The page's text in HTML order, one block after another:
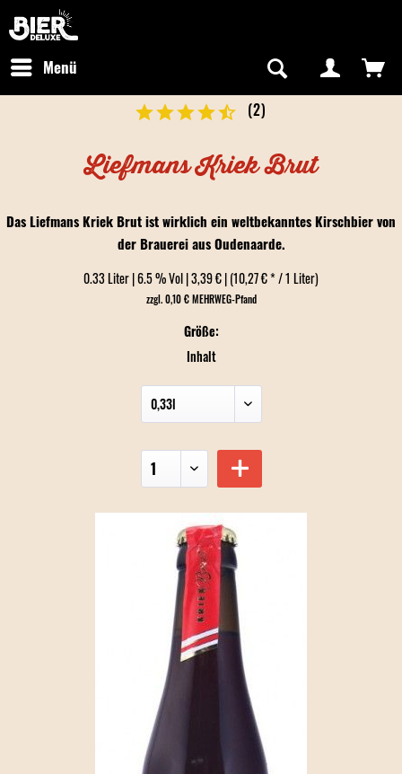
Kostenfreier Versand in Deutschland
Menü
(2)
Liefmans Kriek Brut
Das Liefmans Kriek Brut ist wirklich ein weltbekanntes Kirschbier von
der Brauerei aus Oudenaarde.
0.33 Liter | 6.5 % Vol | 3,39 € | (10,27 € * / 1 Liter)
zzgl. 0,10 € MEHRWEG-Pfand
Größe:
Inhalt